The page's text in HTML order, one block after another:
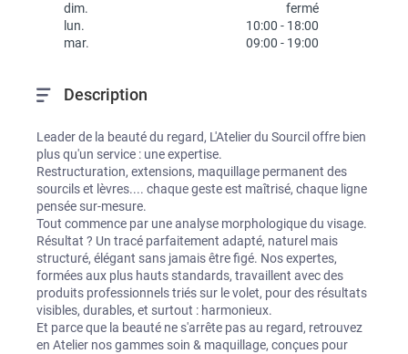
dim.
fermé
lun.
10:00 - 18:00
mar.
09:00 - 19:00
Description
Leader de la beauté du regard, L'Atelier du Sourcil offre bien
plus qu'un service : une expertise.
Restructuration, extensions, maquillage permanent des
sourcils et lèvres.... chaque geste est maîtrisé, chaque ligne
pensée sur-mesure.
Tout commence par une analyse morphologique du visage.
Résultat ? Un tracé parfaitement adapté, naturel mais
structuré, élégant sans jamais être figé. Nos expertes,
formées aux plus hauts standards, travaillent avec des
produits professionnels triés sur le volet, pour des résultats
visibles, durables, et surtout : harmonieux.
Et parce que la beauté ne s'arrête pas au regard, retrouvez
en Atelier nos gammes soin & maquillage, conçues pour